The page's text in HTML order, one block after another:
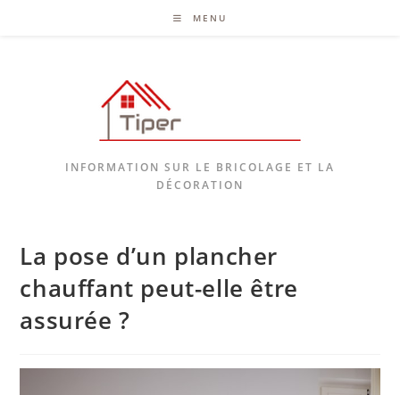
MENU
INFORMATION SUR LE BRICOLAGE ET LA
DÉCORATION
La pose d’un plancher
chauffant peut-elle être
assurée ?